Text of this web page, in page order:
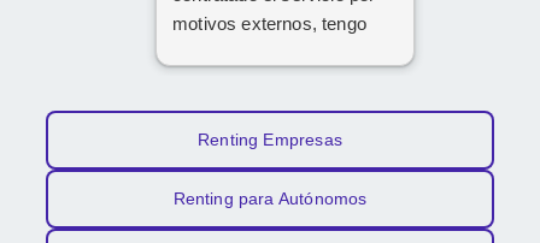
motivos externos, tengo
a ponerme en sus manos
sin dudarlo. Da gusto
encontrar profesionales tan
atentas, profesionales y
cercanas. ¡Muchísimas
Renting Empresas
Renting para Autónomos